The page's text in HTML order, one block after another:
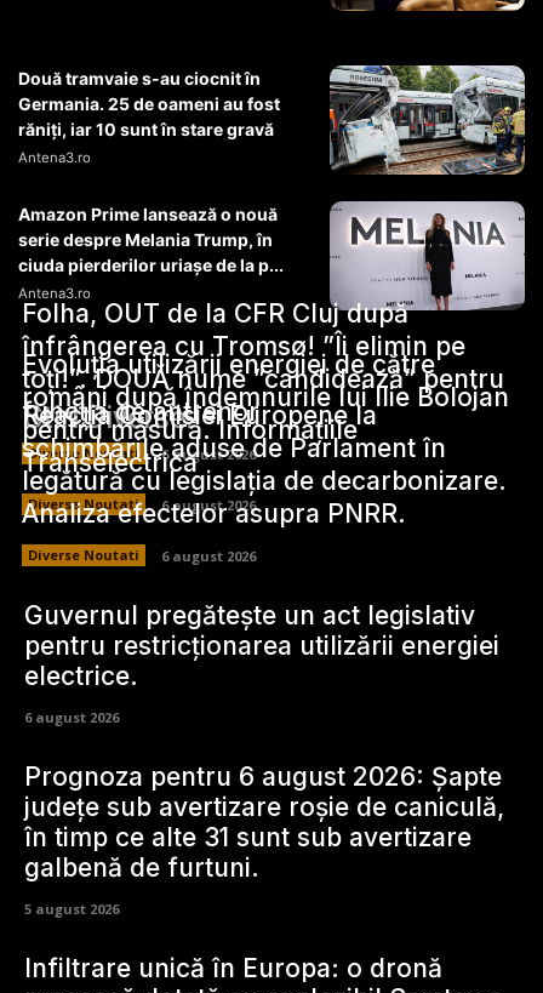
Două tramvaie s-au ciocnit în
Germania. 25 de oameni au fost
răniți, iar 10 sunt în stare gravă
Antena3.ro
Amazon Prime lansează o nouă
serie despre Melania Trump, în
ciuda pierderilor uriașe de la p...
Antena3.ro
Stiri Diverse:
Folha, OUT de la CFR Cluj după
înfrângerea cu Tromsø! ”Îi elimin pe
toți!”. DOUĂ nume ”candidează” pentru
funcția de antrenor
Diverse Noutati 6 august 2026
Evoluția utilizării energiei de către
români după îndemnurile lui Ilie Bolojan
pentru măsură. Informațiile
Transelectrica
Diverse Noutati 6 august 2026
Reacția Comisiei Europene la
schimbările aduse de Parlament în
legătură cu legislația de decarbonizare.
Analiza efectelor asupra PNRR.
Diverse Noutati 6 august 2026
Guvernul pregătește un act legislativ
pentru restricționarea utilizării energiei
electrice.
6 august 2026
Prognoza pentru 6 august 2026: Șapte
județe sub avertizare roșie de caniculă,
în timp ce alte 31 sunt sub avertizare
galbenă de furtuni.
5 august 2026
Infiltrare unică în Europa: o dronă